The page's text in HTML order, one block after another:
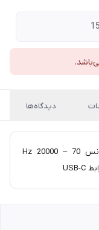
دیدگاه‌ها
نرخ صدای 96 کیلوهرتز با پاسخگویی فرکانس 70 – 20000 Hz